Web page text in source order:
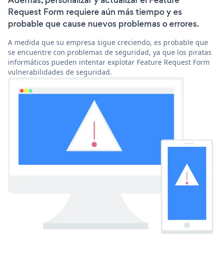
Request Form requiere aún más tiempo y es
probable que cause nuevos problemas o errores.
A medida que su empresa sigue creciendo, es probable que
se encuentre con problemas de seguridad, ya que los piratas
informáticos pueden intentar explotar Feature Request Form
vulnerabilidades de seguridad.